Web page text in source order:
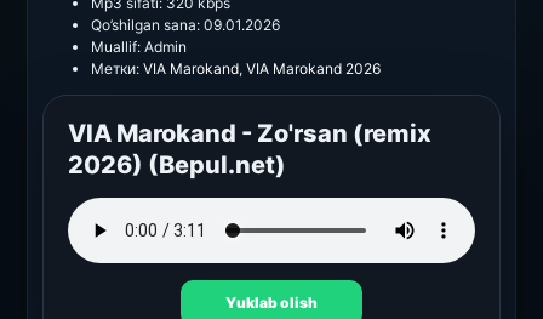
Qo’shilgan sana: 09.01.2026
Muallif: Admin
Метки: VIA Marokand, VIA Marokand 2026
VIA Marokand - Zo'rsan (remix
2026) (Bepul.net)
Yuklab olish